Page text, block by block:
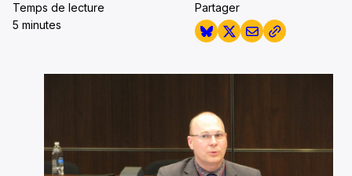
Temps de lecture
5 minutes
Partager